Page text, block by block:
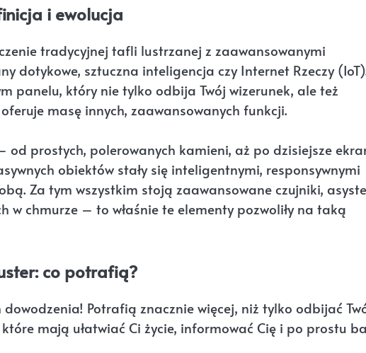
i ewolucja
tradycyjnej tafli lustrzanej z zaawansowanymi
dotykowe, sztuczna inteligencja czy Internet Rzeczy
panelu, który nie tylko odbija Twój wizerunek, ale też
masę innych, zaawansowanych funkcji.
od prostych, polerowanych kamieni, aż po dzisiejsze
obiektów stały się inteligentnymi, responsywnymi
Za tym wszystkim stoją zaawansowane czujniki,
w chmurze – to właśnie te elementy pozwoliły na taką
co potrafią?
Potrafią znacznie więcej, niż tylko odbijać
mają ułatwiać Ci życie, informować Cię i po prostu